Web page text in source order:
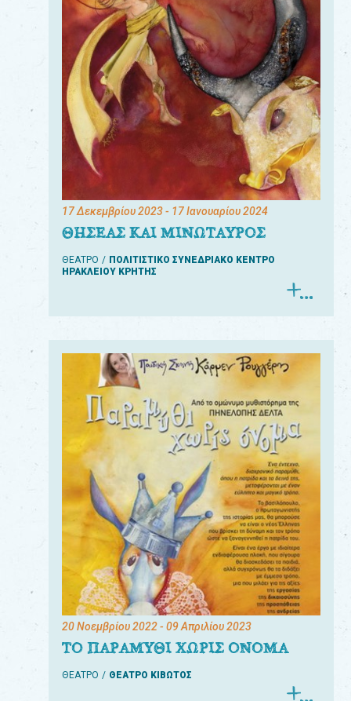
17 Δεκεμβρίου 2023- 17 Ιανουαρίου 2024
ΘΗΣΕΑΣ ΚΑΙ ΜΙΝΩΤΑΥΡΟΣ
ΘΕΑΤΡΟ
ΠΟΛΙΤΙΣΤΙΚΟ ΣΥΝΕΔΡΙΑΚΟ ΚΕΝΤΡΟ
ΗΡΑΚΛΕΙΟΥ ΚΡΗΤΗΣ
20 Νοεμβρίου 2022- 09 Απριλίου 2023
ΤΟ ΠΑΡΑΜΥΘΙ ΧΩΡΙΣ ΟΝΟΜΑ
ΘΕΑΤΡΟ ΘΕΑΤΡΟ ΚΙΒΩΤΟΣ